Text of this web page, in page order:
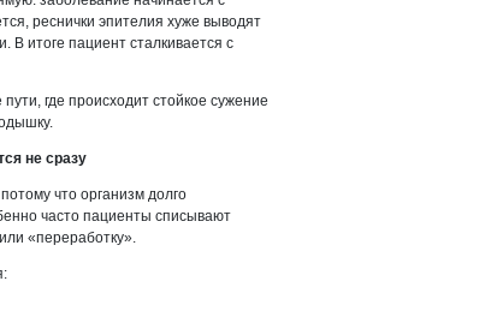
реснички эпителия хуже выводят
В итоге пациент сталкивается с
где происходит стойкое сужение
не сразу
что организм долго
часто пациенты списывают
«переработку».